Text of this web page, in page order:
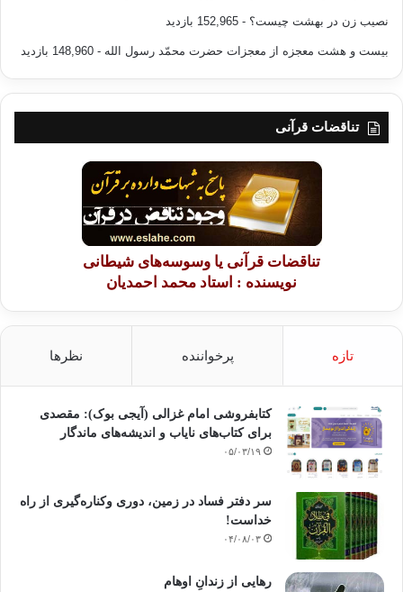
نصیب زن در بهشت چیست؟ - 152,965 بازدید
بیست و هشت معجزه از معجزات حضرت محمّد رسول الله - 148,960 بازدید
تناقضات قرآنی
تناقضات قرآنی یا وسوسه‌های شیطانی
نویسنده : استاد محمد احمدیان
تازه پرخواننده نظرها
کتابفروشی امام غزالی (آیجی بوک): مقصدی
برای کتاب‌های نایاب و اندیشه‌های ماندگار
۰۵/۰۳/۱۹
سر دفتر فساد در زمین‌، دوری وکناره‌گیری از راه
خداست‌!
۰۴/۰۸/۰۳
رهایی از زندانِ اوهام